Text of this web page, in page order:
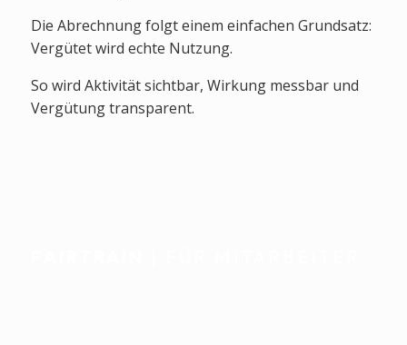
Die Abrechnung folgt einem einfachen Grundsatz:
Vergütet wird echte Nutzung.
So wird Aktivität sichtbar, Wirkung messbar und
Vergütung transparent.